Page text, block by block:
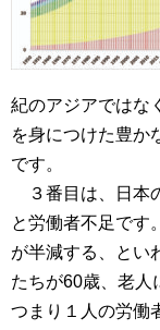
紀のアジアではな
を身につけた豊か
です。
３番目は、日本
と労働者不足です
が半減する、とい
たちが60歳、老人
つまり１人の労働